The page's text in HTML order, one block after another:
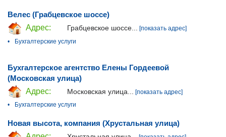
Велес (Грабцевское шоссе)
Адрес:
Грабцевское шоссе...
[показать адрес]
•
Бухгалтерские услуги
Бухгалтерское агентство Елены Гордеевой
(Московская улица)
Адрес:
Московская улица...
[показать адрес]
•
Бухгалтерские услуги
Новая высота, компания (Хрустальная улица)